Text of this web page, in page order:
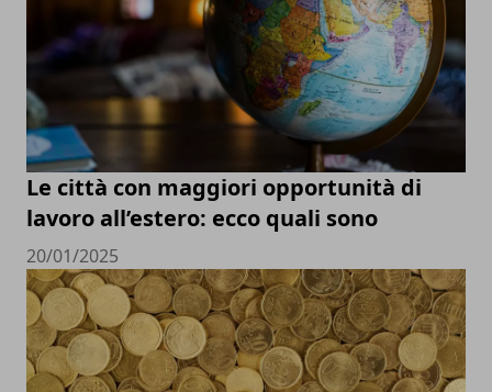
Le città con maggiori opportunità di
lavoro all’estero: ecco quali sono
20/01/2025